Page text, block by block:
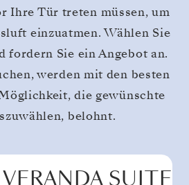
Ihre Tür treten müssen, um
einzuatmen. Wählen Sie
fordern Sie ein Angebot an.
werden mit den besten
die gewünschte
belohnt.
SUITE